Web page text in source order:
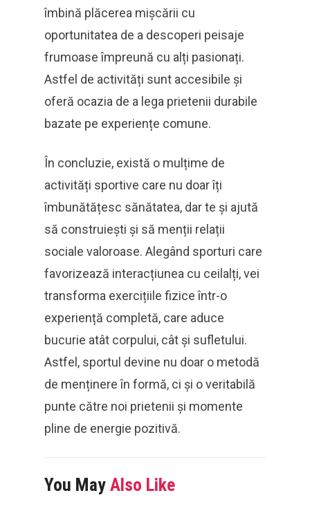
îmbină plăcerea mișcării cu
oportunitatea de a descoperi peisaje
frumoase împreună cu alți pasionați.
Astfel de activități sunt accesibile și
oferă ocazia de a lega prietenii durabile
bazate pe experiențe comune.
În concluzie, există o mulțime de
activități sportive care nu doar îți
îmbunătățesc sănătatea, dar te și ajută
să construiești și să menții relații
sociale valoroase. Alegând sporturi care
favorizează interacțiunea cu ceilalți, vei
transforma exercițiile fizice într-o
experiență completă, care aduce
bucurie atât corpului, cât și sufletului.
Astfel, sportul devine nu doar o metodă
de menținere în formă, ci și o veritabilă
punte către noi prietenii și momente
pline de energie pozitivă.
You May Also Like